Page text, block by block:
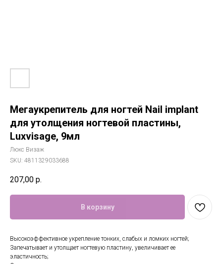
Мегаукрепитель для ногтей Nail implant
для утолщения ногтевой пластины,
Luxvisage, 9мл
Люкс Визаж
SKU: 4811329033688
207,00 р.
В корзину
Высокоэффективное укрепление тонких, слабых и ломких ногтей;
Запечатывает и утолщает ногтевую пластину, увеличивает ее
эластичность;